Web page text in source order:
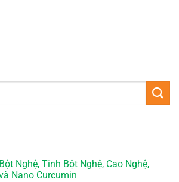
Nghệ, Tinh Bột Nghệ, Cao Nghệ,
Nano Curcumin